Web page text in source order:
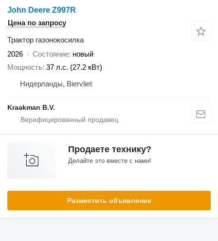
John Deere Z997R
Цена по запросу
Трактор газонокосилка
2026
Состояние новый
Мощность 37 л.с. (27.2 кВт)
Нидерланды, Biervliet
Kraakman B.V.
Продаете технику?
Делайте это вместе с нами!
Разместить объявление